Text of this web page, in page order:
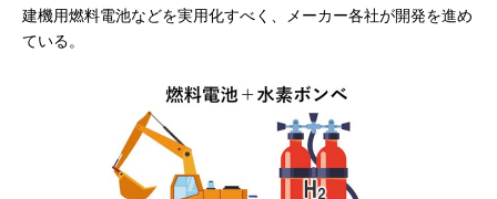
建機用燃料電池などを実用化すべく、メーカー各社が開発を進め
ている。